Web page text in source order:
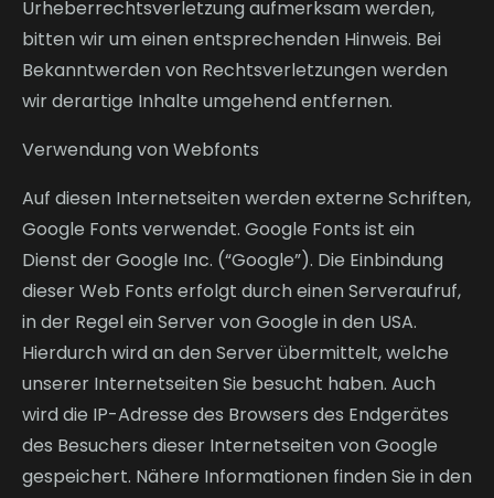
Urheberrechtsverletzung aufmerksam werden,
bitten wir um einen entsprechenden Hinweis. Bei
Bekanntwerden von Rechtsverletzungen werden
wir derartige Inhalte umgehend entfernen.
Verwendung von Webfonts
Auf diesen Internetseiten werden externe Schriften,
Google Fonts verwendet. Google Fonts ist ein
Dienst der Google Inc. (“Google”). Die Einbindung
dieser Web Fonts erfolgt durch einen Serveraufruf,
in der Regel ein Server von Google in den USA.
Hierdurch wird an den Server übermittelt, welche
unserer Internetseiten Sie besucht haben. Auch
wird die IP-Adresse des Browsers des Endgerätes
des Besuchers dieser Internetseiten von Google
gespeichert. Nähere Informationen finden Sie in den